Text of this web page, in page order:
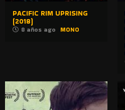
PACIFIC RIM UPRISING
(2018)
8 años ago MONO